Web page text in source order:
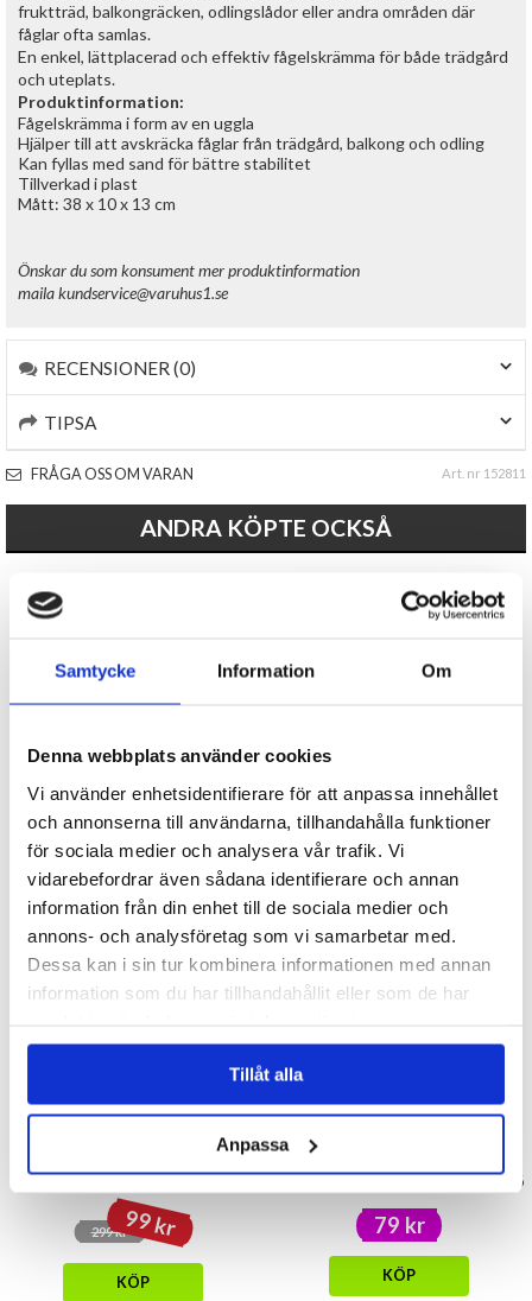
Samtycke Information Om
Denna webbplats använder cookies
Vi använder enhetsidentifierare för att anpassa innehållet
och annonserna till användarna, tillhandahålla funktioner
för sociala medier och analysera vår trafik. Vi
vidarebefordrar även sådana identifierare och annan
information från din enhet till de sociala medier och
annons- och analysföretag som vi samarbetar med.
Dessa kan i sin tur kombinera informationen med annan
information som du har tillhandahållit eller som de har
Tillåt alla
Anpassa
fruktträd, balkongräcken, odlingslådor eller andra områden där
fåglar ofta samlas.
En enkel, lättplacerad och effektiv fågelskrämma för både trädgård
och uteplats.
Produktinformation:
Fågelskrämma i form av en uggla
Hjälper till att avskräcka fåglar från trädgård, balkong och odling
Kan fyllas med sand för bättre stabilitet
Tillverkad i plast
Mått: 38 x 10 x 13 cm
Önskar du som konsument mer produktinformation
mailakundservice@varuhus1.se
RECENSIONER (0)
TIPSA
FRÅGA OSS OM VARAN Art. nr 152811
ANDRA KÖPTE OCKSÅ
29 kr
KÖP
Kapsylöppnare -Gädda
49 kr
- 67%
Circus/Cinema
299 kr99 kr
KÖP
Mumin/Snusmumriken/
79 kr
KÖP